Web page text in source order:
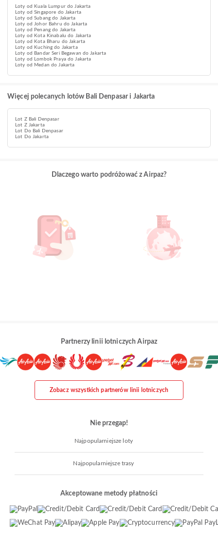
Loty od Kuala Lumpur do Jakarta
Loty od Singapore do Jakarta
Loty od Subang do Jakarta
Loty od Johor Bahru do Jakarta
Loty od Penang do Jakarta
Loty od Kota Kinabalu do Jakarta
Loty od Kota Bharu do Jakarta
Loty od Kuching do Jakarta
Loty od Bandar Seri Begawan do Jakarta
Loty od Lombok Praya do Jakarta
Loty od Medan do Jakarta
Więcej polecanych lotów Bali Denpasar i Jakarta
Lot Z Bali Denpasar
Lot Z Jakarta
Lot Do Bali Denpasar
Lot Do Jakarta
Dlaczego warto podróżować z Airpaz?
Partnerzy linii lotniczych Airpaz
Zobacz wszystkich partnerów linii lotniczych
Nie przegap!
Najpopularniejsze loty
Najpopularniejsze trasy
Akceptowane metody płatności